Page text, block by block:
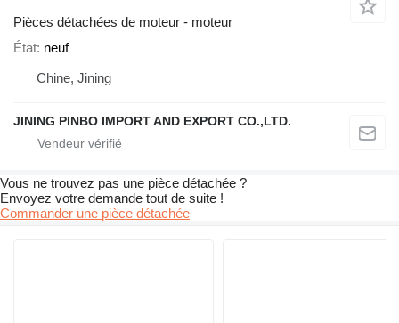
Pièces détachées de moteur - moteur
État neuf
Chine, Jining
JINING PINBO IMPORT AND EXPORT CO.,LTD.
Vous ne trouvez pas une pièce détachée ?
Envoyez votre demande tout de suite !
Commander une pièce détachée